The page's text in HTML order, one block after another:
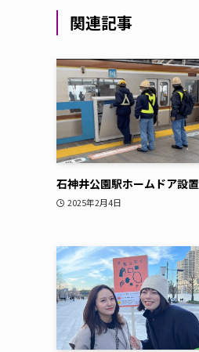
関連記事
石神井公園駅ホームドア設置
2025年2月4日